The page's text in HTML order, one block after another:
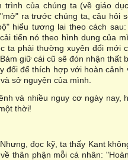
của chúng ta (về giáo
ra trước chúng ta, câu hỏi
hiểu tương lai theo cách
tiến nó theo hình dung của
ta phải thường xuyên đổi mới
giữ cái cũ sẽ đón nhận thất
đổi để thích hợp với hoàn cảnh
sở nguyện của mình.
và nhiều nguy cơ ngày nay,
thời!
đọc kỹ, ta thấy Kant
thân phận mỗi cá nhân: